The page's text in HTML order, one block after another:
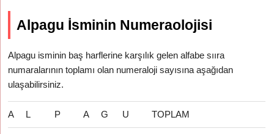
Alpagu İsminin Numeraolojisi
Alpagu isminin baş harflerine karşılık gelen alfabe sııra
numaralarının toplamı olan numeraloji sayısına aşağıdan
ulaşabilirsiniz.
A L P A G U TOPLAM